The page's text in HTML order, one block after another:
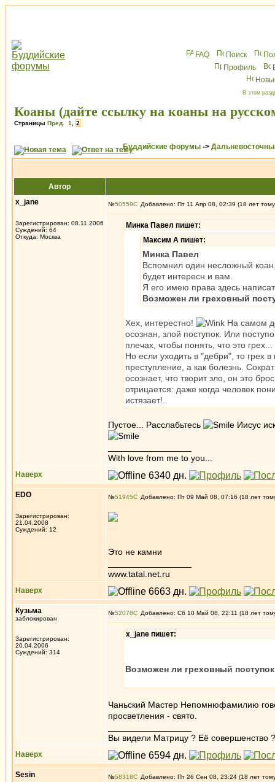
FAQ Поиск
Профиль
В этом
Коаны (дайте ссылку на коаны на
Страницы Пред. 1 2
Буддийские форумы ->
Автор
x_jane
Зарегистрирован: 08.11.2006
Суждений: 64
Откуда: Москва
№50559 Добавлено: Пт 11 Апр 08, 02:39 (18 лет
Минка Павел пишет:
Максим А пишет:
Минка Павел
Вспомнил один несложный
будет интересн и вам.
Я его имею права здесь
Возможен ли греховный
Хех, интерестно!
На самом
осознан, злой поступок. Или
плечах, чтобы понять, что это
Но если уходить в "дебри", то грех
преступление, а как болезнь.
осознает, что творит зло, он это
отрицается: даже когда человек
истязает!..
Пустое... Расслабьтесь Иисус
With love from me to you...
Наверх
EDO
Зарегистрирован:
21.04.2008
Суждений: 12
№51945 Добавлено: Пт 09 Май 08, 07:16 (18 лет
Это не камни
www.tatal.net.ru
Наверх
Кузьма
заблокирован
Зарегистрирован:
20.04.2006
Суждений: 314
№52078 Добавлено: Сб 10 Май 08, 22:11 (18 лет
x_jane пишет:
Возможен ли греховный
Чаньский Мастер Непомнюфамилию
просветления - свято.
Вы видели Матрицу ? Её совершенство
Наверх
Sesin №58318 Добавлено: Пт 26 Сен 08, 23:24 (18 лет